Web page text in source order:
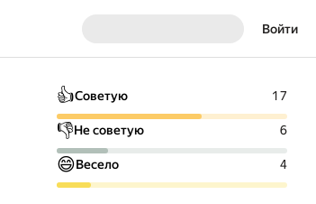
Войти
👍Советую 17
👎Не советую 6
😄Весело 4